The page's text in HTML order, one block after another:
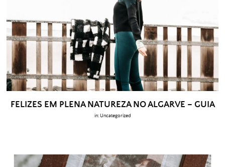
FELIZES EM PLENA NATUREZA NO ALGARVE – GUIA
in: Uncategorized